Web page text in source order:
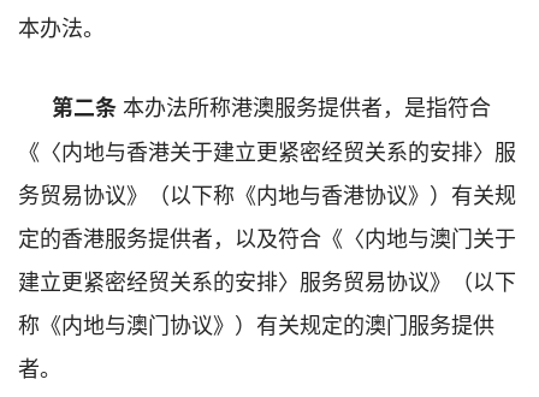
本办法。
第二条本办法所称港澳服务提供者，是指符合
《〈内地与香港关于建立更紧密经贸关系的安排〉服
务贸易协议》（以下称《内地与香港协议》）有关规
定的香港服务提供者，以及符合《〈内地与澳门关于
建立更紧密经贸关系的安排〉服务贸易协议》（以下
称《内地与澳门协议》）有关规定的澳门服务提供
者。